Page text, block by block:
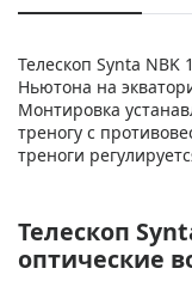
Телескоп Synta NBK
Ньютона на
Монтировка
треногу с
треноги
Телескоп
оптические